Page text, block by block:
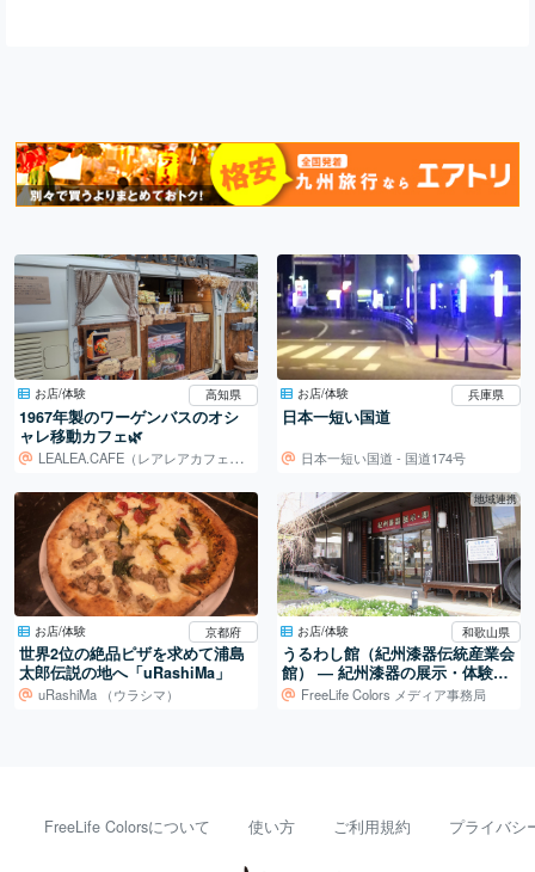
お店/体験 高知県
1967年製のワーゲンバスのオシ
ャレ移動カフェ🌿
LEALEA.CAFE（レアレアカフェ）- ワーゲンバス移動カフェ
お店/体験 兵庫県
日本一短い国道
日本一短い国道 - 国道174号
お店/体験 京都府
世界2位の絶品ピザを求めて浦島
太郎伝説の地へ「uRashiMa」
uRashiMa （ウラシマ）
地域連携
お店/体験 和歌山県
うるわし館（紀州漆器伝統産業会
館） ― 紀州漆器の展示・体験・
販売を担う産地の拠点
FreeLife Colors メディア事務局
FreeLife Colorsについて 使い方 ご利用規約 プライバシ